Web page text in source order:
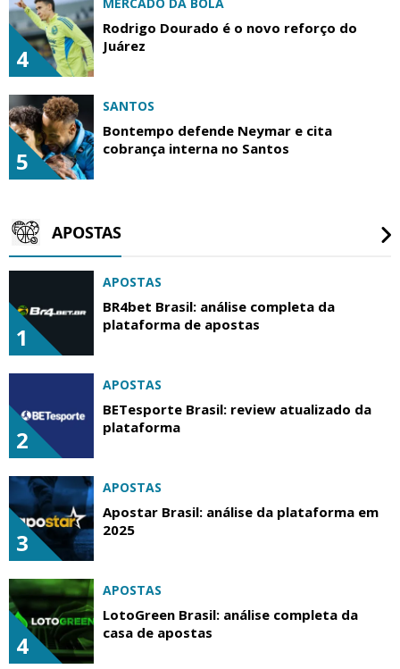
4
Rodrigo Dourado é o novo reforço do
Juárez
5
SANTOS
Bontempo defende Neymar e cita
cobrança interna no Santos
APOSTAS
1
APOSTAS
BR4bet Brasil: análise completa da
plataforma de apostas
2
APOSTAS
BETesporte Brasil: review atualizado da
plataforma
3
APOSTAS
Apostar Brasil: análise da plataforma em
2025
4
APOSTAS
LotoGreen Brasil: análise completa da
casa de apostas